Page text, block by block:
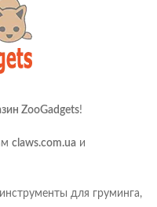
ZooGadgets!
claws.com.ua и
для груминга,